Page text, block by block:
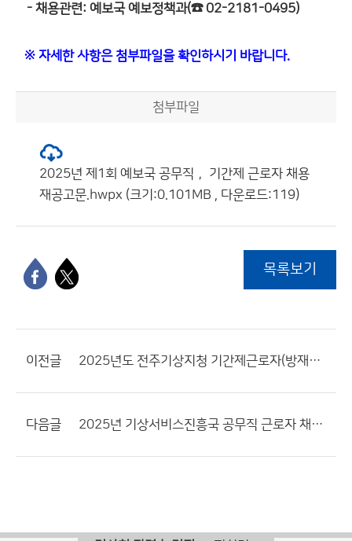
- 채용관련: 예보국 예보정책과(☎ 02-2181-0495)
※ 자세한 사항은 첨부파일을 확인하시기 바랍니다.
첨부파일
2025년 제1회 예보국 공무직， 기간제 근로자 채용
재공고문.hwpx (크기:0.101MB , 다운로드:119)
목록보기
이전글 2025년도 전주기상지청 기간제근로자(방재기상지원관) 채용 서류전형 결과 및 면접전형 공고
다음글 2025년 기상서비스진흥국 공무직 근로자 채용 공고문